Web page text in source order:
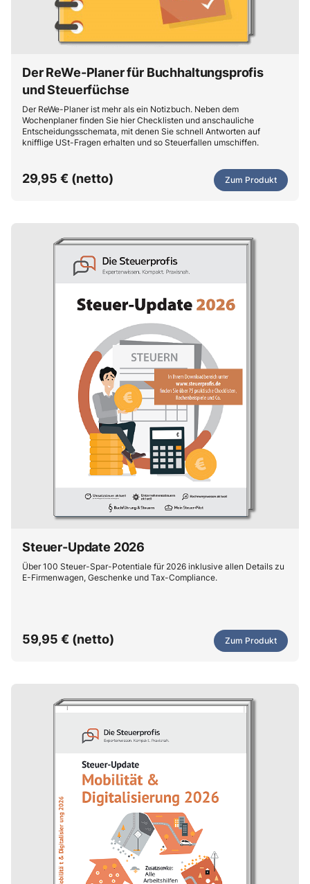
Der ReWe-Planer für Buchhaltungsprofis
und Steuerfüchse
Der ReWe-Planer ist mehr als ein Notizbuch. Neben dem
Wochenplaner finden Sie hier Checklisten und anschauliche
Entscheidungsschemata, mit denen Sie schnell Antworten auf
knifflige USt-Fragen erhalten und so Steuerfallen umschiffen.
29,95 € (netto) Zum Produkt
Steuer-Update 2026
Über 100 Steuer-Spar-Potentiale für 2026 inklusive allen Details zu
E-Firmenwagen, Geschenke und Tax-Compliance.
59,95 € (netto) Zum Produkt